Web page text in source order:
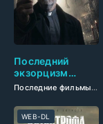
Последний
экзорцизм
(2026)
Последние фильмы
/
WEB-DL